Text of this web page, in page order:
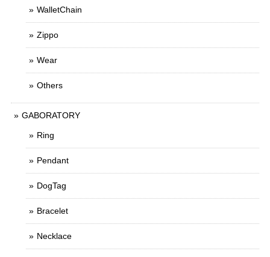
WalletChain
Zippo
Wear
Others
GABORATORY
Ring
Pendant
DogTag
Bracelet
Necklace